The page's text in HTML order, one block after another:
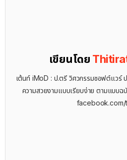
เขียนโดย
เต้นท์ iMoD : ป.ตรี วิศวกรรมซอฟต์แวร์
ความสวยงามแบบเรียบง่าย ตามแบบ